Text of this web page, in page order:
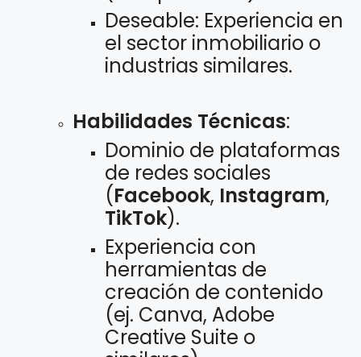
Deseable: Experiencia en
el sector inmobiliario o
industrias similares.
Habilidades Técnicas:
Dominio de plataformas
de redes sociales
(Facebook, Instagram,
TikTok).
Experiencia con
herramientas de
creación de contenido
(ej. Canva, Adobe
Creative Suite o